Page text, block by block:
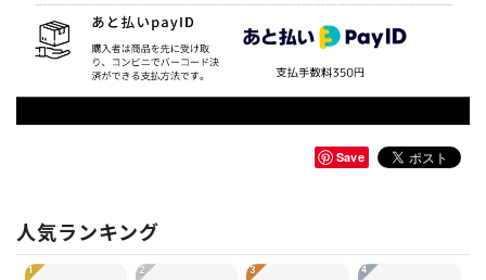
Save
人気ランキング
1 2 3 4